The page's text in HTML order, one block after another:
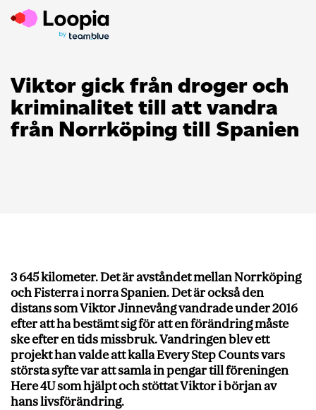
Viktor gick från droger och
kriminalitet till att vandra
från Norrköping till Spanien
3 645 kilometer. Det är avståndet mellan Norrköping
och Fisterra i norra Spanien. Det är också den
distans som Viktor Jinnevång vandrade under 2016
efter att ha bestämt sig för att en förändring måste
ske efter en tids missbruk. Vandringen blev ett
projekt han valde att kalla Every Step Counts vars
största syfte var att samla in pengar till föreningen
Here 4U som hjälpt och stöttat Viktor i början av
hans livsförändring.